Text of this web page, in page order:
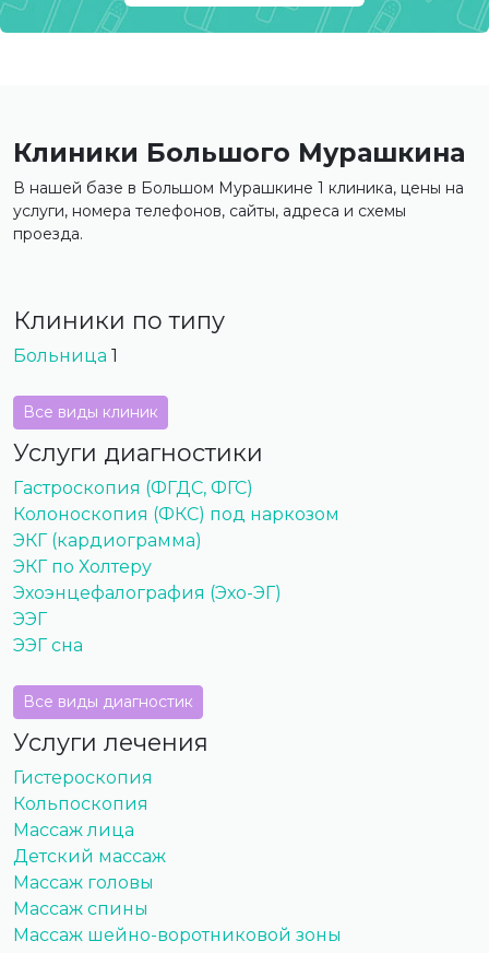
Клиники Большого Мурашкина
В нашей базе в Большом Мурашкине 1 клиника, цены на
услуги, номера телефонов, сайты, адреса и схемы
проезда.
Клиники по типу
Больница 1
Все виды клиник
Услуги диагностики
Гастроскопия (ФГДС, ФГС)
Колоноскопия (ФКС) под наркозом
ЭКГ (кардиограмма)
ЭКГ по Холтеру
Эхоэнцефалография (Эхо-ЭГ)
ЭЭГ
ЭЭГ сна
Все виды диагностик
Услуги лечения
Гистероскопия
Кольпоскопия
Массаж лица
Детский массаж
Массаж головы
Массаж спины
Массаж шейно-воротниковой зоны